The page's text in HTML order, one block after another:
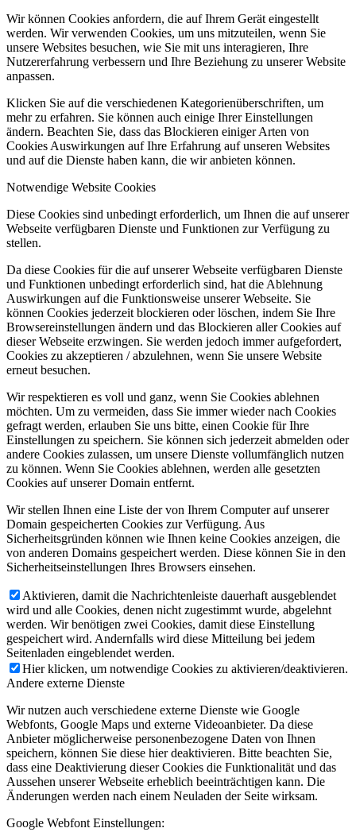
Wir können Cookies anfordern, die auf Ihrem Gerät eingestellt
werden. Wir verwenden Cookies, um uns mitzuteilen, wenn Sie
unsere Websites besuchen, wie Sie mit uns interagieren, Ihre
Nutzererfahrung verbessern und Ihre Beziehung zu unserer Website
anpassen.
Klicken Sie auf die verschiedenen Kategorienüberschriften, um
mehr zu erfahren. Sie können auch einige Ihrer Einstellungen
ändern. Beachten Sie, dass das Blockieren einiger Arten von
Cookies Auswirkungen auf Ihre Erfahrung auf unseren Websites
und auf die Dienste haben kann, die wir anbieten können.
Notwendige Website Cookies
Diese Cookies sind unbedingt erforderlich, um Ihnen die auf unserer
Webseite verfügbaren Dienste und Funktionen zur Verfügung zu
stellen.
Da diese Cookies für die auf unserer Webseite verfügbaren Dienste
und Funktionen unbedingt erforderlich sind, hat die Ablehnung
Auswirkungen auf die Funktionsweise unserer Webseite. Sie
können Cookies jederzeit blockieren oder löschen, indem Sie Ihre
Browsereinstellungen ändern und das Blockieren aller Cookies auf
dieser Webseite erzwingen. Sie werden jedoch immer aufgefordert,
Cookies zu akzeptieren / abzulehnen, wenn Sie unsere Website
erneut besuchen.
Wir respektieren es voll und ganz, wenn Sie Cookies ablehnen
möchten. Um zu vermeiden, dass Sie immer wieder nach Cookies
gefragt werden, erlauben Sie uns bitte, einen Cookie für Ihre
Einstellungen zu speichern. Sie können sich jederzeit abmelden oder
andere Cookies zulassen, um unsere Dienste vollumfänglich nutzen
zu können. Wenn Sie Cookies ablehnen, werden alle gesetzten
Cookies auf unserer Domain entfernt.
Wir stellen Ihnen eine Liste der von Ihrem Computer auf unserer
Domain gespeicherten Cookies zur Verfügung. Aus
Sicherheitsgründen können wie Ihnen keine Cookies anzeigen, die
von anderen Domains gespeichert werden. Diese können Sie in den
Sicherheitseinstellungen Ihres Browsers einsehen.
Aktivieren, damit die Nachrichtenleiste dauerhaft ausgeblendet
wird und alle Cookies, denen nicht zugestimmt wurde, abgelehnt
werden. Wir benötigen zwei Cookies, damit diese Einstellung
gespeichert wird. Andernfalls wird diese Mitteilung bei jedem
Seitenladen eingeblendet werden.
Hier klicken, um notwendige Cookies zu aktivieren/deaktivieren.
Andere externe Dienste
Wir nutzen auch verschiedene externe Dienste wie Google
Webfonts, Google Maps und externe Videoanbieter. Da diese
Anbieter möglicherweise personenbezogene Daten von Ihnen
speichern, können Sie diese hier deaktivieren. Bitte beachten Sie,
dass eine Deaktivierung dieser Cookies die Funktionalität und das
Aussehen unserer Webseite erheblich beeinträchtigen kann. Die
Änderungen werden nach einem Neuladen der Seite wirksam.
Google Webfont Einstellungen: